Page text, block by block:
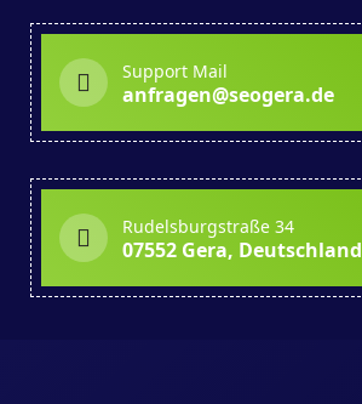
Support Mail
anfragen@seogera.de
Rudelsburgstraße 34
07552 Gera, Deutschland